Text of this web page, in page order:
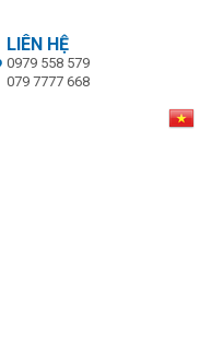
LIÊN HỆ
0979 558 579
079 7777 668